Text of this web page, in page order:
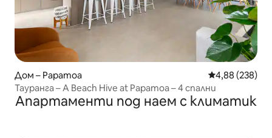
Дом – Papamoa Средна
4,88 (238)
Тауранга – A Beach Hive at Papamoa – 4 спални
Апартаменти под наем с климатик